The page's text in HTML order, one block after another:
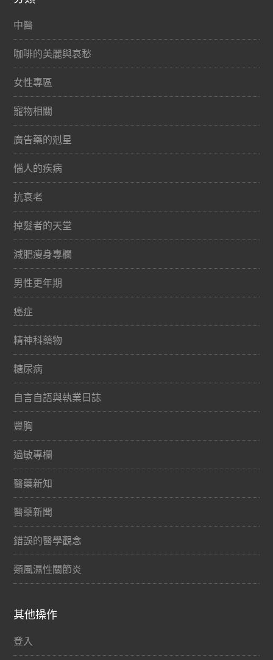
中醫
咖啡的美麗與哀愁
女性專區
寵物相關
廣告藥的剋星
惱人的疾病
抗衰老
掉髮者的天堂
減肥瘦身專欄
男性更年期
癌症
精神科藥物
糖尿病
自言自語與執業日誌
豐胸
過敏專欄
醫藥新知
醫藥新聞
錯誤的醫學觀念
類風濕性關節炎
其他操作
登入